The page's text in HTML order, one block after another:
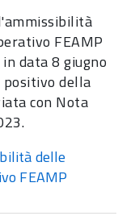
FEAMP
data 8 giugno
positivo della
con Nota
delle
FEAMP